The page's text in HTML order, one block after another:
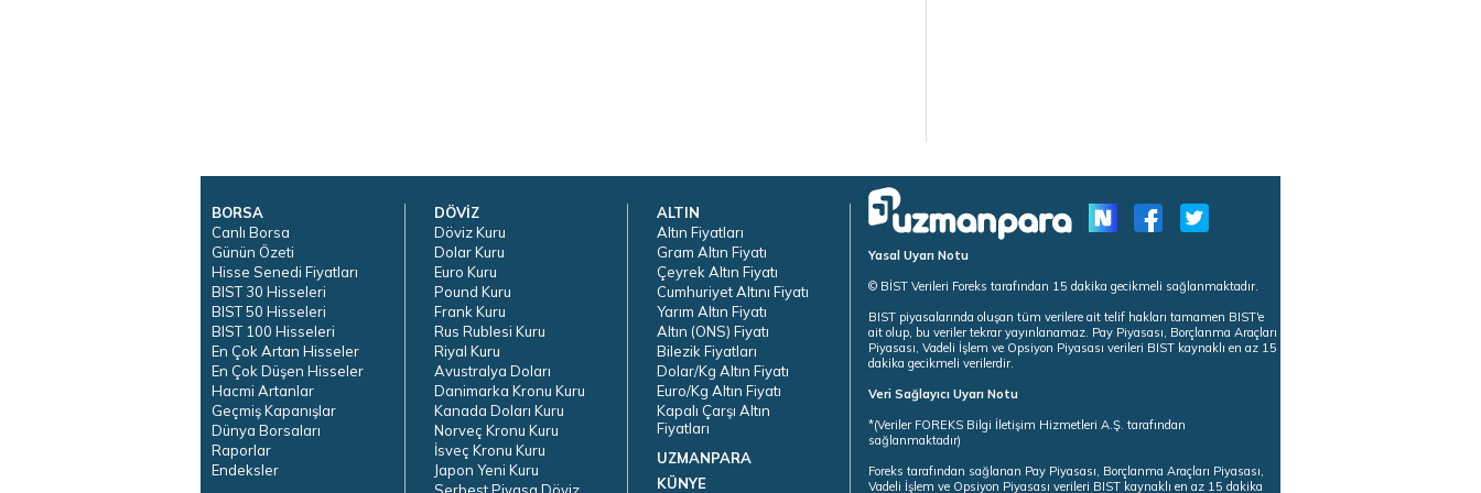
BORSA
Canlı Borsa
Günün Özeti
Hisse Senedi Fiyatları
BIST 30 Hisseleri
BIST 50 Hisseleri
BIST 100 Hisseleri
En Çok Artan Hisseler
En Çok Düşen Hisseler
Hacmi Artanlar
Geçmiş Kapanışlar
Dünya Borsaları
Raporlar
Endeksler
DÖVİZ
Döviz Kuru
Dolar Kuru
Euro Kuru
Pound Kuru
Frank Kuru
Rus Rublesi Kuru
Riyal Kuru
Avustralya Doları
Danimarka Kronu Kuru
Kanada Doları Kuru
Norveç Kronu Kuru
İsveç Kronu Kuru
Japon Yeni Kuru
Serbest Piyasa Döviz
ALTIN
Altın Fiyatları
Gram Altın Fiyatı
Çeyrek Altın Fiyatı
Cumhuriyet Altını Fiyatı
Yarım Altın Fiyatı
Altın (ONS) Fiyatı
Bilezik Fiyatları
Dolar/Kg Altın Fiyatı
Euro/Kg Altın Fiyatı
Kapalı Çarşı Altın
Fiyatları
UZMANPARA
KÜNYE
Yasal Uyarı Notu
© BİST Verileri Foreks tarafından 15 dakika gecikmeli sağlanmaktadır.
BIST piyasalarında oluşan tüm verilere ait telif hakları tamamen BIST'e
ait olup, bu veriler tekrar yayınlanamaz. Pay Piyasası, Borçlanma Araçları
Piyasası, Vadeli İşlem ve Opsiyon Piyasası verileri BIST kaynaklı en az 15
dakika gecikmeli verilerdir.
Veri Sağlayıcı Uyarı Notu
*(Veriler FOREKS Bilgi İletişim Hizmetleri A.Ş. tarafından
sağlanmaktadır)
Foreks tarafından sağlanan Pay Piyasası, Borçlanma Araçları Piyasası,
Vadeli İşlem ve Opsiyon Piyasası verileri BIST kaynaklı en az 15 dakika